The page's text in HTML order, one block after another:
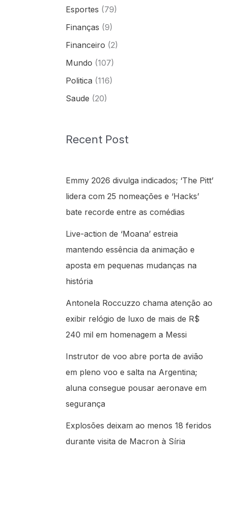
Esportes (79)
Finanças (9)
Financeiro (2)
Mundo (107)
Politica (116)
Saude (20)
Recent Post
Emmy 2026 divulga indicados; ‘The Pitt’
lidera com 25 nomeações e ‘Hacks’
bate recorde entre as comédias
Live-action de ‘Moana’ estreia
mantendo essência da animação e
aposta em pequenas mudanças na
história
Antonela Roccuzzo chama atenção ao
exibir relógio de luxo de mais de R$
240 mil em homenagem a Messi
Instrutor de voo abre porta de avião
em pleno voo e salta na Argentina;
aluna consegue pousar aeronave em
segurança
Explosões deixam ao menos 18 feridos
durante visita de Macron à Síria